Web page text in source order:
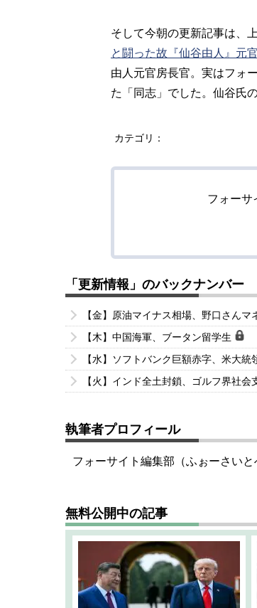
そして今朝の更新記事は、
と闘った故『仙谷由人』元
由人元官房長官。実はフォ
た「同志」でした。仙谷氏
カテゴリ：
フォーサ
「更新情報」のバックナンバー
【金】原油マイナス相場、野口さん
【木】中国海軍、ブータン留学生
【水】ソフトバンク巨額赤字、米大
【火】インド全土封鎖、ゴルフ界社
執筆者プロフィール
フォーサイト編集部（ふぉーさいと
無料公開中の記事